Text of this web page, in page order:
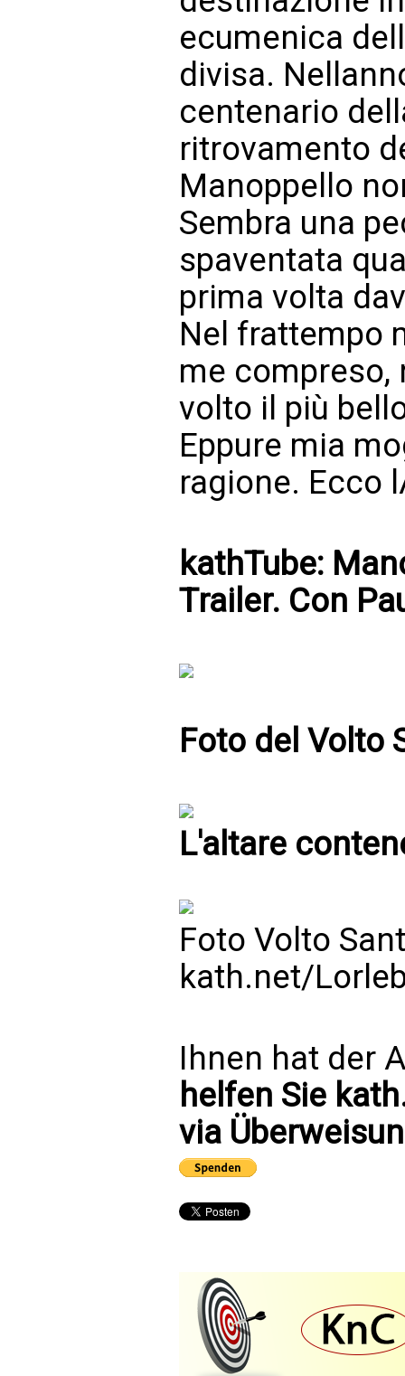
ecumenica
divisa.
centenario
ritrovamento
Manoppello
Sembra una
spaventata
prima volta
Nel frattempo
me
volto il più
Eppure mia
ragione. Ecco
kathTube:
Trailer. Con
Foto del Volto
L'altare
Foto Volto
kath.net/
Ihnen hat der
helfen Sie
via